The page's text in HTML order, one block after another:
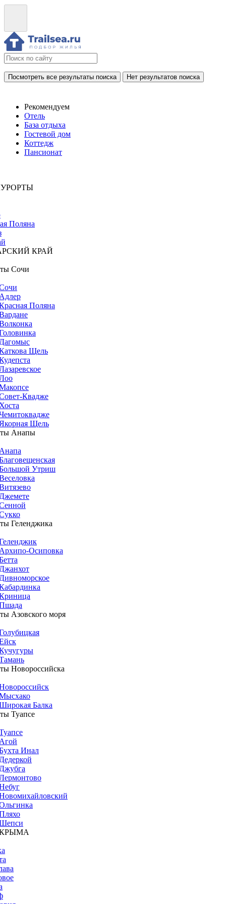
Посмотреть все результаты поиска Нет результатов поиска
Рекомендуем
Отель
База отдыха
Гостевой дом
Коттедж
Пансионат
Поляна
КРАЙ
Сочи
Поляна
Щель
Квадже
Щель
Анапы
Утриш
Геленджика
Осиповка
Азовского моря
Новороссийска
Балка
Туапсе
Инал